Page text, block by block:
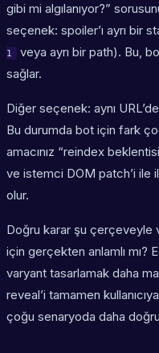
gibi mi algılanıyor?”
seçenek: spoiler’ı ayrı bir
1
veya ayrı bir path). Bu,
sağlar.
Diğer seçenek: aynı
Bu durumda bot için fark
amacınız “reindex
ve istemci DOM patch’i ile
olur.
Doğru karar şu çerçeveyle
için gerçekten anlamlı mı?
varyant tasarlamak daha
reveal’i tamamen
çoğu senaryoda daha